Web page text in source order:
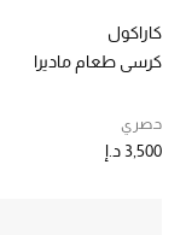
مجوهرات فاخرة للأطفال
ساعات
كاراكول
كرسي طعام ماديرا
حصري
3,500 د.إ